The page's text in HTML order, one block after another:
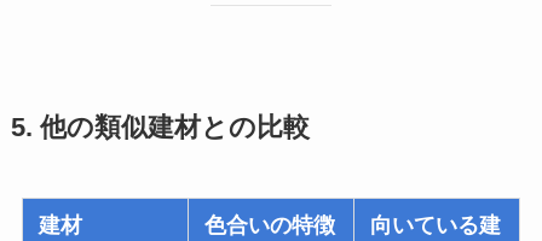
5. 他の類似建材との比較
建材 色合いの特徴 向いている建